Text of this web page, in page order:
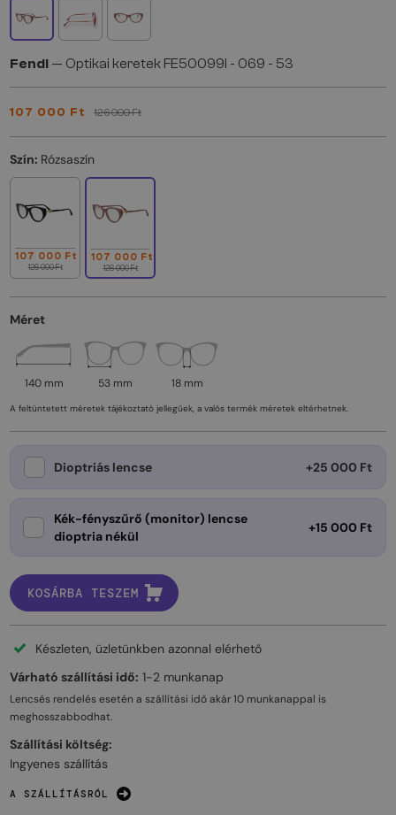
Fendi — Optikai keretek FE50099I - 069 - 53
107 000 Ft 126 000 Ft
Szín: Rózsaszín
107 000 Ft
126 000 Ft
107 000 Ft
126 000 Ft
Méret
140 mm 53 mm 18 mm
A feltüntetett méretek tájékoztató jellegűek, a valós termék méretek eltérhetnek.
Dioptriás lencse +25 000 Ft
Kék-fényszűrő (monitor) lencse
dioptria nékül
+15 000 Ft
KOSÁRBA TESZEM
Készleten, üzletünkben azonnal elérhető
Várható szállítási idő: 1-2 munkanap
Lencsés rendelés esetén a szállítási idő akár10 munkanappal is
meghosszabbodhat.
Szállítási költség:
Ingyenes szállítás
A SZÁLLÍTÁSRÓL